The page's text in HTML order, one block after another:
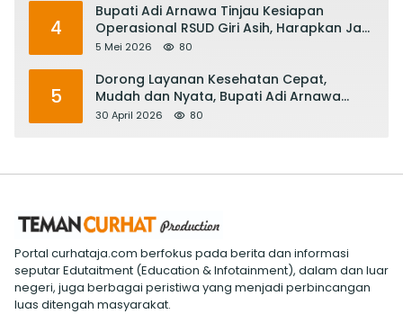
4
Bupati Adi Arnawa Tinjau Kesiapan
Operasional RSUD Giri Asih, Harapkan Jadi
RS Rujukan Terbaik
5 Mei 2026 80
5
Dorong Layanan Kesehatan Cepat,
Mudah dan Nyata, Bupati Adi Arnawa
Evaluasi ‘Mantap Nak Badung’
30 April 2026 80
Portal curhataja.com berfokus pada berita dan informasi
seputar Edutaitment (Education & Infotainment), dalam dan luar
negeri, juga berbagai peristiwa yang menjadi perbincangan
luas ditengah masyarakat.